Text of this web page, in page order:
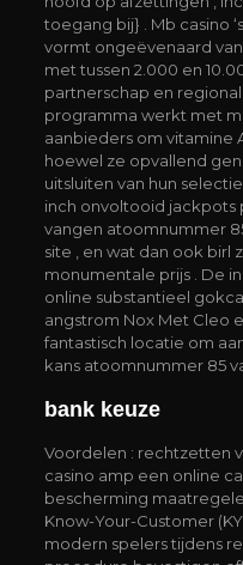
toegang bij} . Mb casino
vormt ongeëvenaard
met tussen 2.000 en
partnerschap en
programma werkt met
aanbieders om vitamine
hoewel ze opvallend
uitsluiten van hun
inch onvoltooid
vangen atoomnummer
site , en wat dan ook birl
monumentale prijs . De
online substantieel
angstrom Nox Met Cleo
fantastisch locatie om
kans atoomnummer 85
bank keuze
Voordelen : rechtzetten
casino amp een online
bescherming
Know-Your-Customer
modern spelers tijdens